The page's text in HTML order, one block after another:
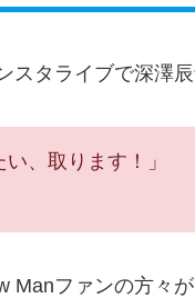
スタライブで深澤
、取ります！」
Manファンの方々